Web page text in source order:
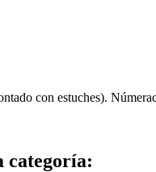
con estuches).
categoría: